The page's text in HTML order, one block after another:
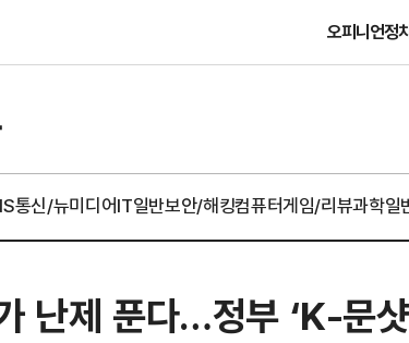
오피니언정
통신/뉴미디어IT일반보안/해킹컴퓨터게임/리뷰과학일
난제 푼다…정부 ‘K-문